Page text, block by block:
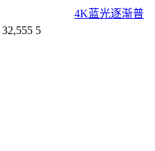
4K蓝光逐渐普
32,555 5